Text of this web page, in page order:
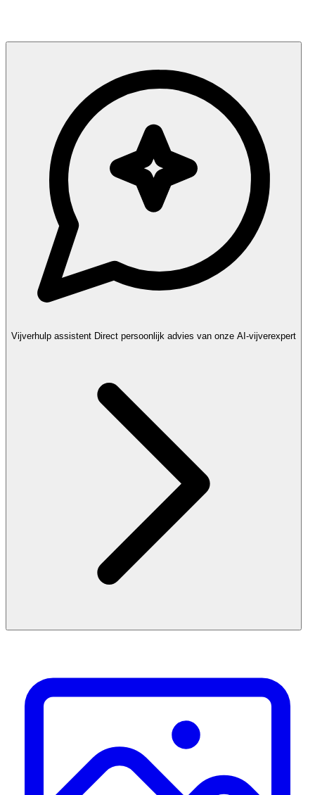
Vijverhulp assistent Direct persoonlijk advies van onze AI-vijverexpert